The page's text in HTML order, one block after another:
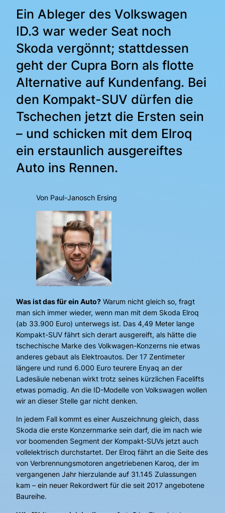
Ein Ableger des Volkswagen
ID.3 war weder Seat noch
Skoda vergönnt; stattdessen
geht der Cupra Born als flotte
Alternative auf Kundenfang. Bei
den Kompakt-SUV dürfen die
Tschechen jetzt die Ersten sein
– und schicken mit dem Elroq
ein erstaunlich ausgereiftes
Auto ins Rennen.
Von Paul-Janosch Ersing
Was ist das für ein Auto? Warum nicht gleich so, fragt
man sich immer wieder, wenn man mit dem Skoda Elroq
(ab 33.900 Euro) unterwegs ist. Das 4,49 Meter lange
Kompakt-SUV fährt sich derart ausgereift, als hätte die
tschechische Marke des Volkwagen-Konzerns nie etwas
anderes gebaut als Elektroautos. Der 17 Zentimeter
längere und rund 6.000 Euro teurere Enyaq an der
Ladesäule nebenan wirkt trotz seines kürzlichen Facelifts
etwas pomadig. An die ID-Modelle von Volkswagen wollen
wir an dieser Stelle gar nicht denken.
In jedem Fall kommt es einer Auszeichnung gleich, dass
Skoda die erste Konzernmarke sein darf, die im nach wie
vor boomenden Segment der Kompakt-SUVs jetzt auch
vollelektrisch durchstartet. Der Elroq fährt an die Seite des
von Verbrennungsmotoren angetriebenen Karoq, der im
vergangenen Jahr hierzulande auf 31.145 Zulassungen
kam – ein neuer Rekordwert für die seit 2017 angebotene
Baureihe.